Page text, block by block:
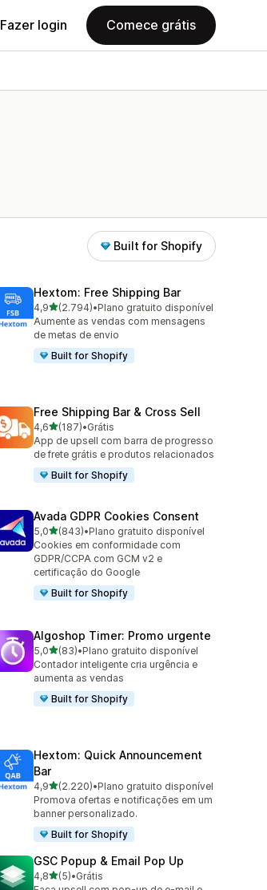
Fazer login Comece grátis
Built for Shopify
Hextom: Free Shipping Bar
4,9de 5 estrelas
(2.794)
2794 avaliações ao todo
•Plano gratuito disponível
Aumente as vendas com mensagens
de metas de envio
Built for Shopify
Free Shipping Bar & Cross Sell
4,6de 5 estrelas
(187)
187 avaliações ao todo
•Grátis
App de upsell com barra de progresso
de frete grátis e produtos relacionados
Built for Shopify
Avada GDPR Cookies Consent
5,0de 5 estrelas
(843)
843 avaliações ao todo
•Plano gratuito disponível
Cookies em conformidade com
GDPR/CCPA com GCM v2 e
certificação do Google
Built for Shopify
Algoshop Timer: Promo urgente
5,0de 5 estrelas
(83)
83 avaliações ao todo
•Plano gratuito disponível
Contador inteligente cria urgência e
aumenta as vendas
Built for Shopify
Hextom: Quick Announcement
Bar
4,9de 5 estrelas
(2.220)
2220 avaliações ao todo
•Plano gratuito disponível
Promova ofertas e notificações em um
banner personalizado.
Built for Shopify
GSC Popup & Email Pop Up
4,8de 5 estrelas
(5)
5 avaliações ao todo
•Grátis